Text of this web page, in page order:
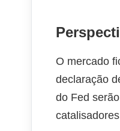
O mercado
declaração
do Fed